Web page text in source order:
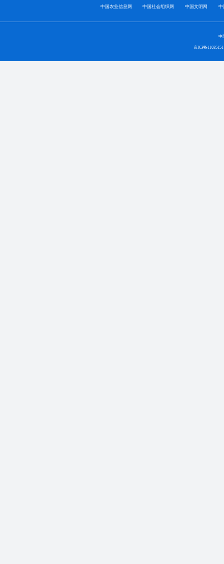
中国农业信息网 中国社会组织网 中国文明网 中
中
京ICP备